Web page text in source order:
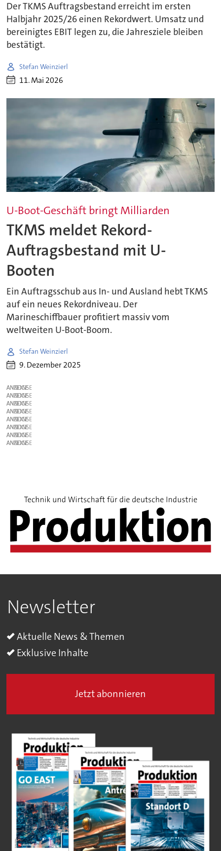
Der TKMS Auftragsbestand erreicht im ersten
Halbjahr 2025/26 einen Rekordwert. Umsatz und
bereinigtes EBIT legen zu, die Jahresziele bleiben
bestätigt.
Stefan Weinzierl
11. Mai 2026
U-Boot-Geschäft bringt Milliarden
TKMS meldet Rekord-
Auftragsbestand mit U-
Booten
Ein Auftragsschub aus In- und Ausland hebt TKMS
auf ein neues Rekordniveau. Der
Marineschiffbauer profitiert massiv vom
weltweiten U-Boot-Boom.
Stefan Weinzierl
9. Dezember 2025
ANZEIGE
ANZEIGE
ANZEIGE
ANZEIGE
ANZEIGE
ANZEIGE
ANZEIGE
ANZEIGE
Newsletter
Aktuelle News & Themen
Exklusive Inhalte
Jetzt abonnieren